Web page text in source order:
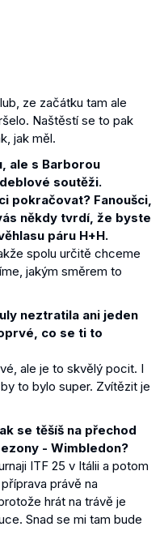
ze začátku tam ale
Naštěstí se to pak
jak měl.
ale s Barborou
soutěži.
pokračovat? Fanoušci,
někdy tvrdí, že byste
páru H+H.
spolu určitě chceme
jakým směrem to
neztratila ani jeden
co se ti to
ale je to skvělý pocit. I
to bylo super. Zvítězit je
se těšíš na přechod
- Wimbledon?
ITF 25 v Itálii a potom
právě na
hrát na trávě je
Snad se mi tam bude